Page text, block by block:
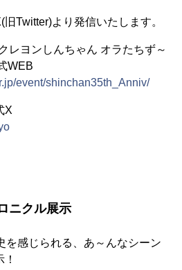
Twitter)より発信いたします。
レヨンしんちゃん オラたちず～
WEB
event/shinchan35th_Anniv/
X
ニクル展示
を感じられる、あ～んなシーン